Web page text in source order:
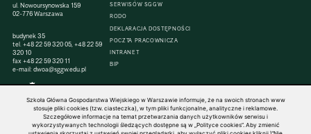
ul. Nowoursynowska 159
02-776 Warszawa
budynek 35
tel.+48 22 59 320 05,+48 22 59
320 10
fax +48 22 59 320 11
e-mail:dwoa@sggw.edu.pl
SERWISÓW SGGW
RODO
DEKLARACJA DOSTĘPNOŚCI
POCZTA PRACOWNICZA
INTRANET
BIP
© 1816–2026 SGGW — ALL RIGHTS RESERVED
Szkoła Główna Gospodarstwa Wiejskiego w Warszawie informuje, że na swoich stronach www
stosuje pliki cookies (tzw. ciasteczka), w tym pliki funkcjonalne, analityczne i reklamowe.
Szczegółowe informacje na temat przetwarzania danych użytkowników serwisu i
wykorzystywanych technologii śledzących dostępne są w „Polityce cookies”. Aby zmienić